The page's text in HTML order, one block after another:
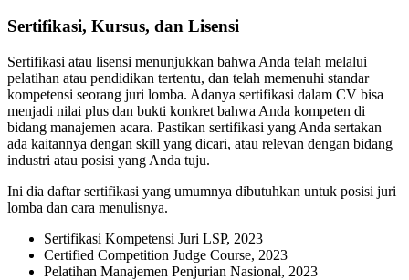
Sertifikasi, Kursus, dan Lisensi
Sertifikasi atau lisensi menunjukkan bahwa Anda telah melalui
pelatihan atau pendidikan tertentu, dan telah memenuhi standar
kompetensi seorang juri lomba. Adanya sertifikasi dalam CV bisa
menjadi nilai plus dan bukti konkret bahwa Anda kompeten di
bidang manajemen acara. Pastikan sertifikasi yang Anda sertakan
ada kaitannya dengan skill yang dicari, atau relevan dengan bidang
industri atau posisi yang Anda tuju.
Ini dia daftar sertifikasi yang umumnya dibutuhkan untuk posisi juri
lomba dan cara menulisnya.
Sertifikasi Kompetensi Juri LSP, 2023
Certified Competition Judge Course, 2023
Pelatihan Manajemen Penjurian Nasional, 2023